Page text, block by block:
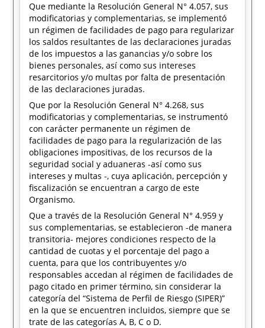
Que mediante la Resolución General N° 4.057, sus
modificatorias y complementarias, se implementó
un régimen de facilidades de pago para regularizar
los saldos resultantes de las declaraciones juradas
de los impuestos a las ganancias y/o sobre los
bienes personales, así como sus intereses
resarcitorios y/o multas por falta de presentación
de las declaraciones juradas.
Que por la Resolución General N° 4.268, sus
modificatorias y complementarias, se instrumentó
con carácter permanente un régimen de
facilidades de pago para la regularización de las
obligaciones impositivas, de los recursos de la
seguridad social y aduaneras -así como sus
intereses y multas -, cuya aplicación, percepción y
fiscalización se encuentran a cargo de este
Organismo.
Que a través de la Resolución General N° 4.959 y
sus complementarias, se establecieron -de manera
transitoria- mejores condiciones respecto de la
cantidad de cuotas y el porcentaje del pago a
cuenta, para que los contribuyentes y/o
responsables accedan al régimen de facilidades de
pago citado en primer término, sin considerar la
categoría del “Sistema de Perfil de Riesgo (SIPER)”
en la que se encuentren incluidos, siempre que se
trate de las categorías A, B, C o D.